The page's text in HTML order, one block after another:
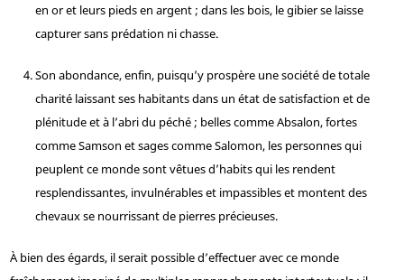
en or et leurs pieds en argent ; dans les bois, le gibier se laisse
capturer sans prédation ni chasse.
Son abondance, enfin, puisqu’y prospère une société de totale
charité laissant ses habitants dans un état de satisfaction et de
plénitude et à l’abri du péché ; belles comme Absalon, fortes
comme Samson et sages comme Salomon, les personnes qui
peuplent ce monde sont vêtues d’habits qui les rendent
resplendissantes, invulnérables et impassibles et montent des
chevaux se nourrissant de pierres précieuses.
À bien des égards, il serait possible d’effectuer avec ce monde